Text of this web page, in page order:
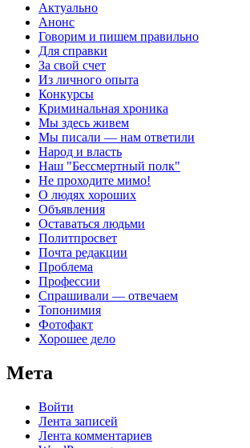
Актуально
Анонс
Говорим и пишем правильно
Для справки
За свой счет
Из личного опыта
Конкурсы
Криминальная хроника
Мы здесь живем
Мы писали — нам ответили
Народ и власть
Наш "Бессмертный полк"
Не проходите мимо!
О людях хороших
Объявления
Оставаться людьми
Политпросвет
Почта редакции
Проблема
Профессии
Спрашивали — отвечаем
Топонимия
Фотофакт
Хорошее дело
Мета
Войти
Лента записей
Лента комментариев